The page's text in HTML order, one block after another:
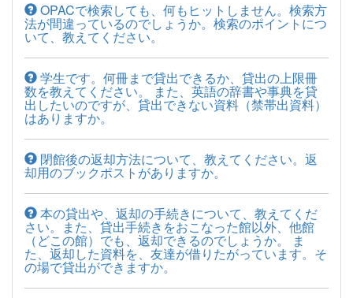
OPACで検索しても、何もヒットしません。検索方
法が間違っているのでしょうか。検索のポイントにつ
いて、教えてください。
学生です。何冊まで貸出できるか、貸出の上限冊
数を教えてください。 また、英語の辞書や事典を貸
出したいのですが、貸出できない資料（禁帯出資料）
はありますか。
閉館後の返却方法について、教えてください。返
却用のブックポストがありますか。
本の貸出や、返却の手続きについて、教えてくだ
さい。また、貸出手続きをおこなった館以外、他館
（どこの館）でも、返却できるのでしょうか。 ま
た、返却した資料を、友達が借りたがっています。そ
の場で貸出ができますか。